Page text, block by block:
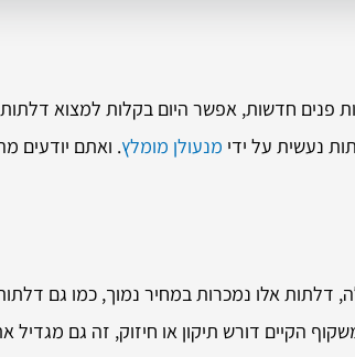
פנים חדשות, אפשר היום בקלות למצוא
נעשית על ידי מנעולן מומלץ. ואתם יודעים
אלו נמכרות במחיר נמוך, כמו גם
הקיים דורש תיקון או חיזוק, זה גם מגדיל